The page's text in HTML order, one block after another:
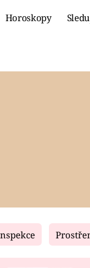
Horoskopy
Fresh